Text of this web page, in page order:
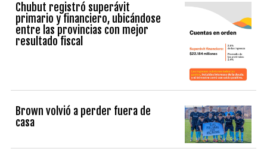
Chubut registró superávit
primario y financiero, ubicándose
entre las provincias con mejor
resultado fiscal
Brown volvió a perder fuera de
casa